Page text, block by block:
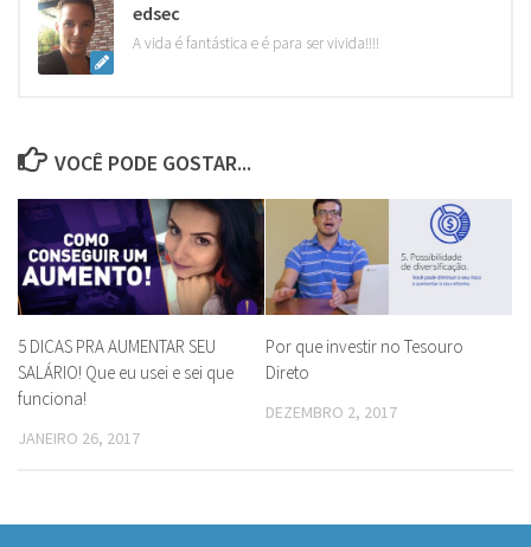
edsec
A vida é fantástica e é para ser vivida!!!!
VOCÊ PODE GOSTAR...
5 DICAS PRA AUMENTAR SEU
SALÁRIO! Que eu usei e sei que
funciona!
JANEIRO 26, 2017
Por que investir no Tesouro
Direto
DEZEMBRO 2, 2017